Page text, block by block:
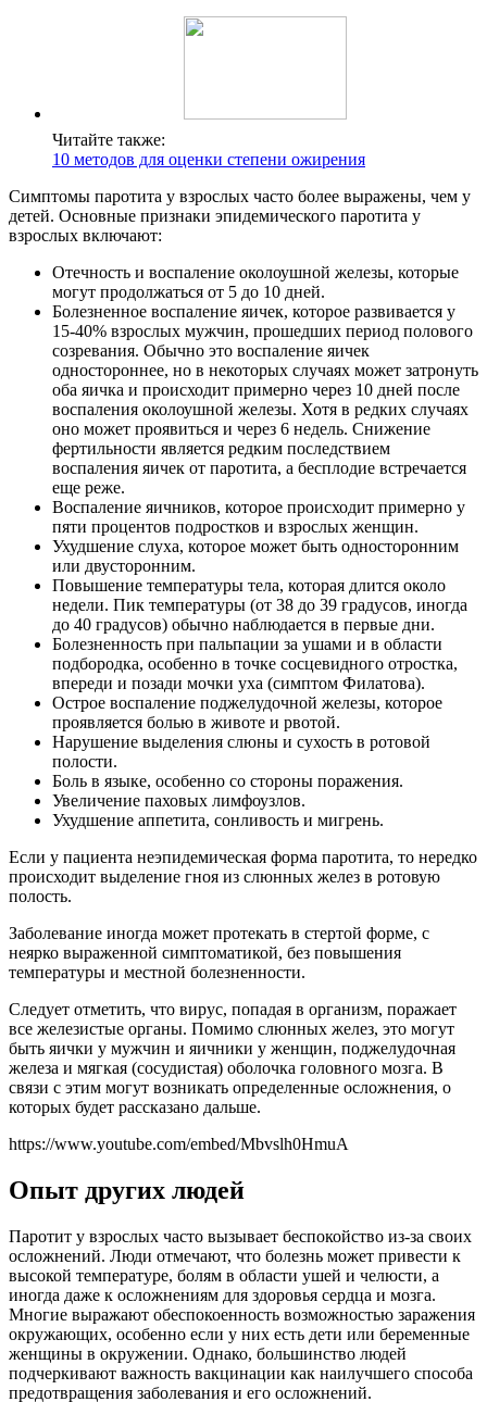
Читайте также:
10 методов для оценки степени ожирения
Симптомы паротита у взрослых часто более выражены, чем у
детей. Основные признаки эпидемического паротита у
взрослых включают:
Отечность и воспаление околоушной железы, которые
могут продолжаться от 5 до 10 дней.
Болезненное воспаление яичек, которое развивается у
15-40% взрослых мужчин, прошедших период полового
созревания. Обычно это воспаление яичек
одностороннее, но в некоторых случаях может затронуть
оба яичка и происходит примерно через 10 дней после
воспаления околоушной железы. Хотя в редких случаях
оно может проявиться и через 6 недель. Снижение
фертильности является редким последствием
воспаления яичек от паротита, а бесплодие встречается
еще реже.
Воспаление яичников, которое происходит примерно у
пяти процентов подростков и взрослых женщин.
Ухудшение слуха, которое может быть односторонним
или двусторонним.
Повышение температуры тела, которая длится около
недели. Пик температуры (от 38 до 39 градусов, иногда
до 40 градусов) обычно наблюдается в первые дни.
Болезненность при пальпации за ушами и в области
подбородка, особенно в точке сосцевидного отростка,
впереди и позади мочки уха (симптом Филатова).
Острое воспаление поджелудочной железы, которое
проявляется болью в животе и рвотой.
Нарушение выделения слюны и сухость в ротовой
полости.
Боль в языке, особенно со стороны поражения.
Увеличение паховых лимфоузлов.
Ухудшение аппетита, сонливость и мигрень.
Если у пациента неэпидемическая форма паротита, то нередко
происходит выделение гноя из слюнных желез в ротовую
полость.
Заболевание иногда может протекать в стертой форме, с
неярко выраженной симптоматикой, без повышения
температуры и местной болезненности.
Следует отметить, что вирус, попадая в организм, поражает
все железистые органы. Помимо слюнных желез, это могут
быть яички у мужчин и яичники у женщин, поджелудочная
железа и мягкая (сосудистая) оболочка головного мозга. В
связи с этим могут возникать определенные осложнения, о
которых будет рассказано дальше.
https://www.youtube.com/embed/Mbvslh0HmuA
Опыт других людей
Паротит у взрослых часто вызывает беспокойство из-за своих
осложнений. Люди отмечают, что болезнь может привести к
высокой температуре, болям в области ушей и челюсти, а
иногда даже к осложнениям для здоровья сердца и мозга.
Многие выражают обеспокоенность возможностью заражения
окружающих, особенно если у них есть дети или беременные
женщины в окружении. Однако, большинство людей
подчеркивают важность вакцинации как наилучшего способа
предотвращения заболевания и его осложнений.